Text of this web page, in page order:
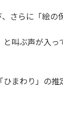
さらに「絵
叫ぶ声が入
まわり」の